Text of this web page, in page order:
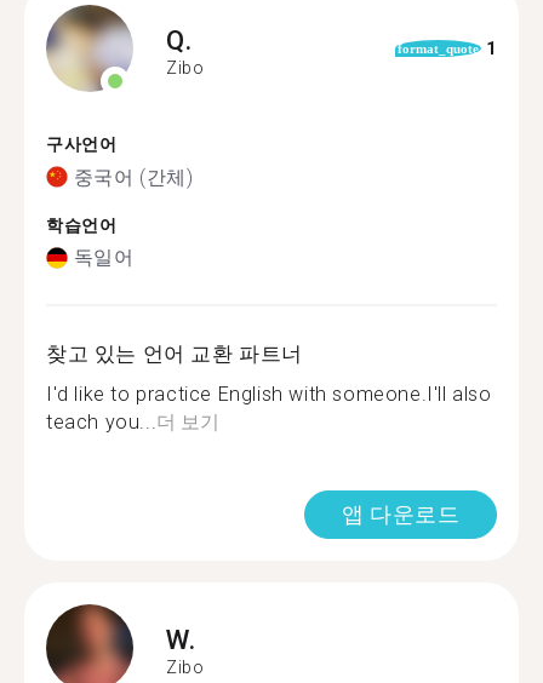
Q.
Zibo
format_quote 1
구사언어
중국어 (간체)
학습언어
독일어
찾고 있는 언어 교환 파트너
I'd like to practice English with someone.I'll also
teach you...더 보기
앱 다운로드
W.
Zibo